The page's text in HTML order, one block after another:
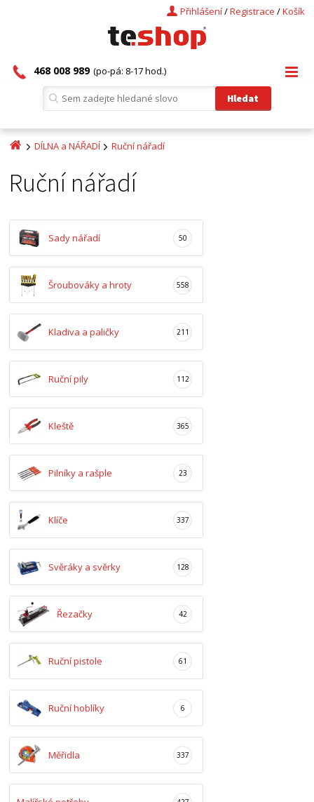
Košík
/
Registrace
/
Přihlášení
468 008 989 (po-pá: 8-17 hod.)
DÍLNA a NÁŘADÍ Ruční nářadí
Ruční nářadí
Sady nářadí 50
Šroubováky a hroty 558
Kladiva a paličky 211
Ruční pily 112
Kleště 365
Pilníky a rašple 23
Klíče 337
Svěráky a svěrky 128
Řezačky 42
Ruční pistole 61
Ruční hoblíky 6
Měřidla 337